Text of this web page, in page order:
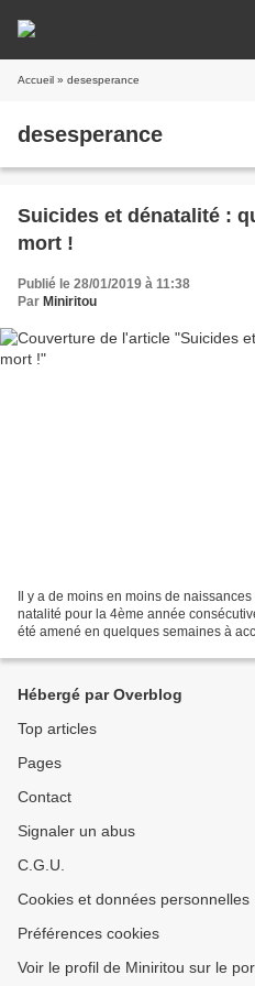
Accueil » desesperance
desesperance
Suicides et dénatalité :
mort !
Publié le 28/01/2019 à 11:38
Par Miniritou
Il y a de moins en moins de
natalité pour la 4ème année
été amené en quelques semaines à
Hébergé par Overblog
Top articles
Pages
Contact
Signaler un abus
C.G.U.
Cookies et données personnelles
Préférences cookies
Voir le profil de Miniritou sur le